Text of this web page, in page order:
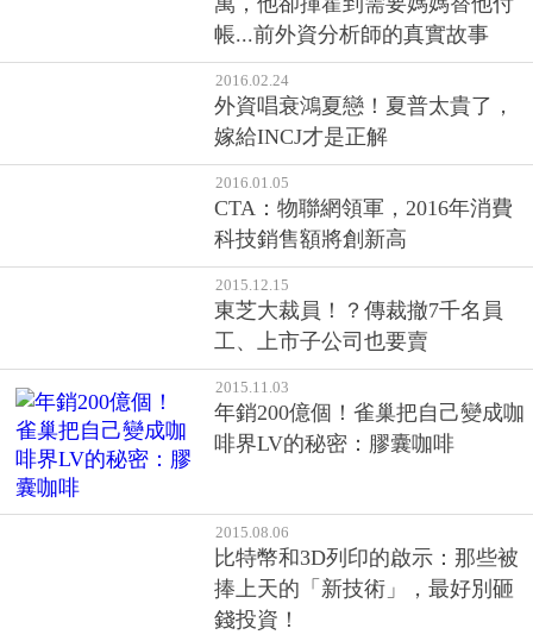
帳...前外資分析師的真實故事
2016.02.24
外資唱衰鴻夏戀！夏普太貴了，
嫁給INCJ才是正解
2016.01.05
CTA：物聯網領軍，2016年消費
科技銷售額將創新高
2015.12.15
東芝大裁員！？傳裁撤7千名員
工、上市子公司也要賣
2015.11.03
年銷200億個！雀巢把自己變成咖
啡界LV的秘密：膠囊咖啡
比特幣和3D列印的啟示：那些被
捧上天的「新技術」，最好別砸
錢投資！
2015.06.26